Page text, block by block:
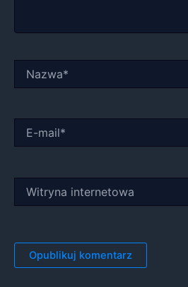
mail*
internetowa